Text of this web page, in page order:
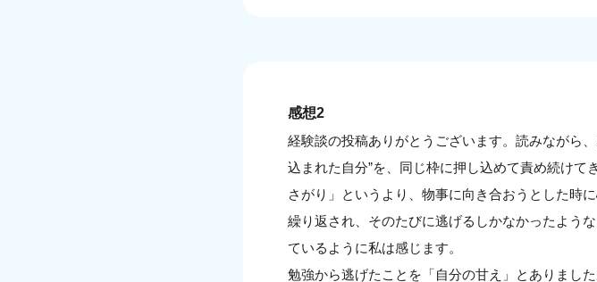
感想2
経験談の投稿ありがとうございます。読みながら
込まれた自分”を、同じ枠に押し込めて責め続けて
さがり」というより、物事に向き合おうとした時
繰り返され、そのたびに逃げるしかなかったよう
ているように私は感じます。
勉強から逃げたことを「自分の甘え」とありまし